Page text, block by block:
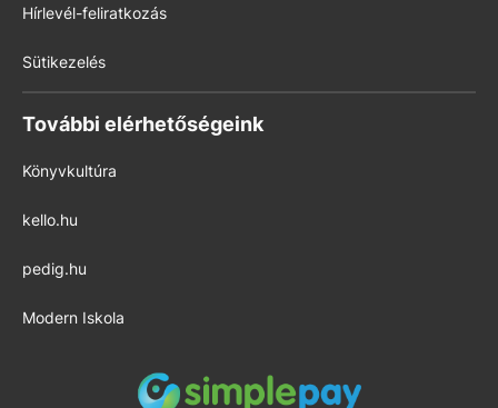
Hírlevél-feliratkozás
Sütikezelés
További elérhetőségeink
Könyvkultúra
kello.hu
pedig.hu
Modern Iskola